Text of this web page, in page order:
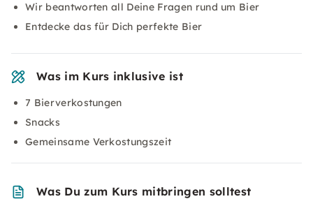
Wir beantworten all Deine Fragen rund um Bier
Entdecke das für Dich perfekte Bier
Was im Kurs inklusive ist
7 Bierverkostungen
Snacks
Gemeinsame Verkostungszeit
Was Du zum Kurs mitbringen solltest